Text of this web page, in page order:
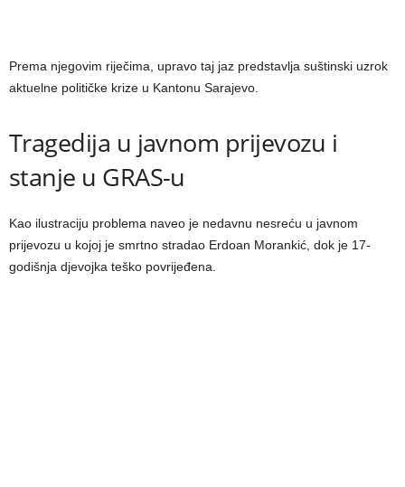
Prema njegovim riječima, upravo taj jaz predstavlja suštinski uzrok
aktuelne političke krize u Kantonu Sarajevo.
Tragedija u javnom prijevozu i
stanje u GRAS-u
Kao ilustraciju problema naveo je nedavnu nesreću u javnom
prijevozu u kojoj je smrtno stradao Erdoan Morankić, dok je 17-
godišnja djevojka teško povrijeđena.